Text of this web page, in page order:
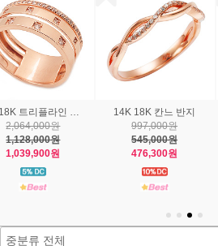
14K 18K 칸느 반지
997,000원
545,000원
476,300원
14K 18K 라비앙 반
1,473,000원
805,000원
742,100원